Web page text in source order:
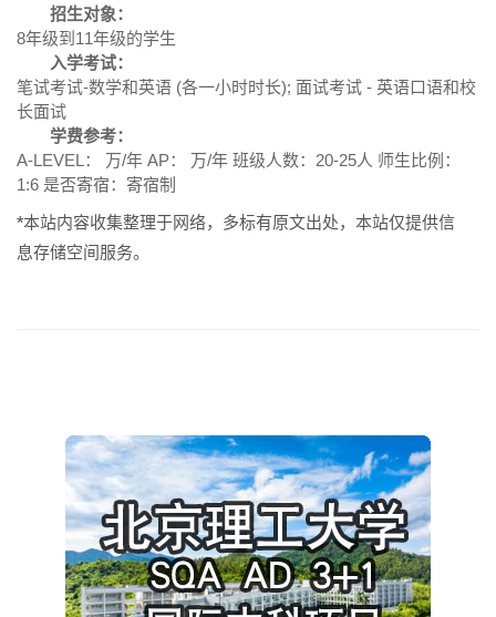
招生对象：
8年级到11年级的学生
入学考试：
笔试考试-数学和英语 (各一小时时长); 面试考试 - 英语口语和校
长面试
学费参考：
A-LEVEL： 万/年 AP： 万/年 班级人数：20-25人 师生比例：
1:6 是否寄宿：寄宿制
*本站内容收集整理于网络，多标有原文出处，本站仅提供信
息存储空间服务。